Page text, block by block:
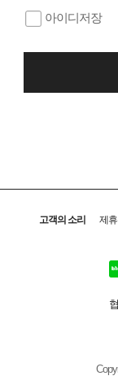
아이디저장
고객의 소리 제